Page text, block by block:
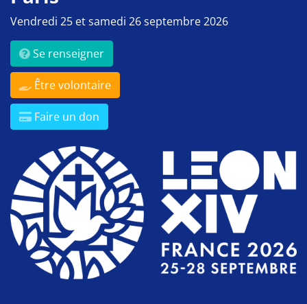
Vendredi 25 et samedi 26 septembre 2026
Se renseigner
Être volontaire
Faire un don